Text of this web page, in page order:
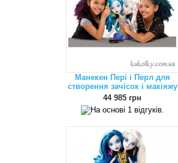
Манекен Пері і Перл для
створення зачісок і макіяжу
44 985 грн